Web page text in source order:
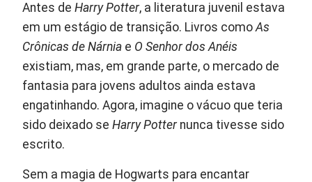
Antes deHarry Potter, a literatura juvenil estava
em um estágio de transição. Livros comoAs
Crônicas de Nárnia e O Senhor dos Anéis
existiam, mas, em grande parte, o mercado de
fantasia para jovens adultos ainda estava
engatinhando. Agora, imagine o vácuo que teria
sido deixado seHarry Potternunca tivesse sido
escrito.
Sem a magia de Hogwarts para encantar